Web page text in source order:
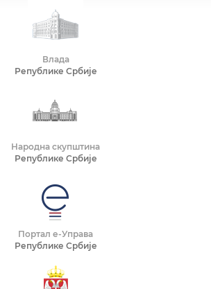
Влада
Републике Србије
Народна скупштина
Републике Србије
Портал е-Управа
Републике Србије